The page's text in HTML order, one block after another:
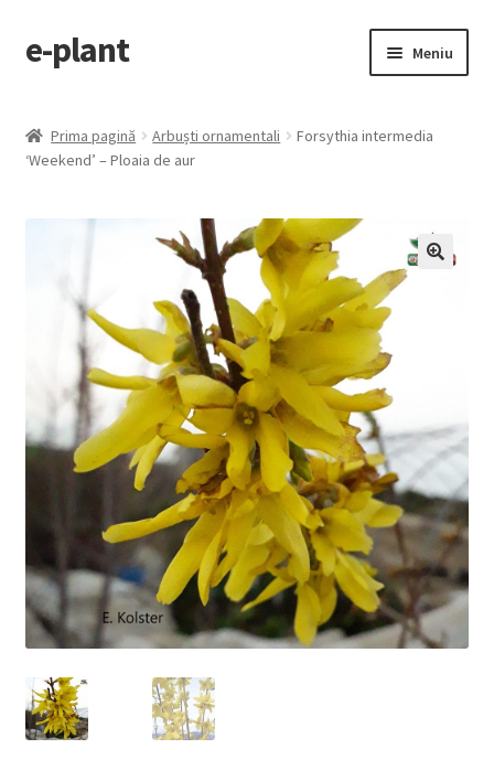
Sari
la
Sari
la
e-plant Meniu
Categorii produse
Contact
Prima pagină Arbuști ornamentali
Forsythia intermedia
‘Weekend’ – Ploaia de aur